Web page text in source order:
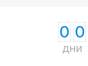
0 0
дни